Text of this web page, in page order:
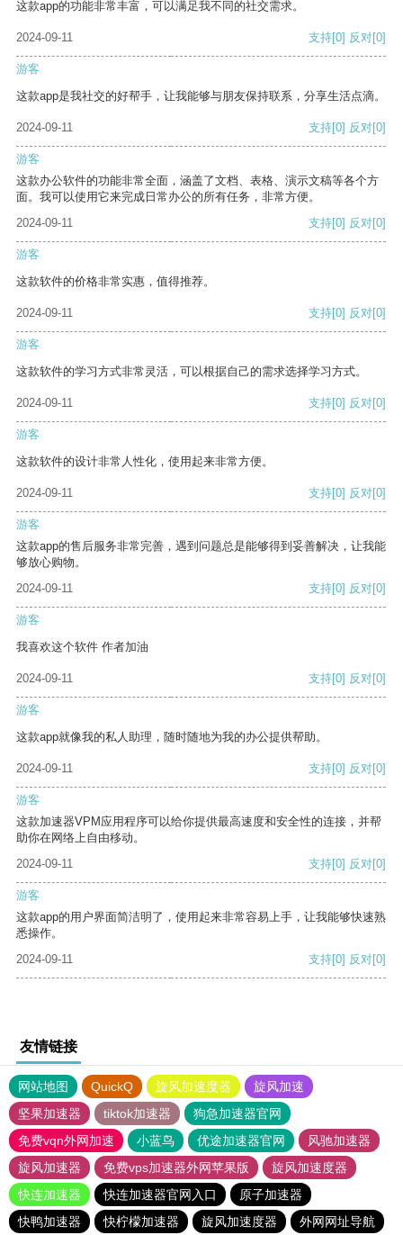
这款app的功能非常丰富，可以满足我不同的社交需求。
2024-09-11 支持[0] 反对[0]
游客
这款app是我社交的好帮手，让我能够与朋友保持联系，分享生活点滴。
2024-09-11 支持[0] 反对[0]
游客
这款办公软件的功能非常全面，涵盖了文档、表格、演示文稿等各个方
面。我可以使用它来完成日常办公的所有任务，非常方便。
2024-09-11
支持[0] 反对[0]
游客
这款软件的价格非常实惠，值得推荐。
2024-09-11 支持[0] 反对[0]
游客
这款软件的学习方式非常灵活，可以根据自己的需求选择学习方式。
2024-09-11 支持[0] 反对[0]
游客
这款软件的设计非常人性化，使用起来非常方便。
2024-09-11 支持[0] 反对[0]
游客
这款app的售后服务非常完善，遇到问题总是能够得到妥善解决，让我能
够放心购物。
2024-09-11
支持[0] 反对[0]
游客
我喜欢这个软件 作者加油
2024-09-11 支持[0] 反对[0]
游客
这款app就像我的私人助理，随时随地为我的办公提供帮助。
2024-09-11 支持[0] 反对[0]
游客
这款加速器VPM应用程序可以给你提供最高速度和安全性的连接，并帮
助你在网络上自由移动。
2024-09-11
支持[0] 反对[0]
游客
这款app的用户界面简洁明了，使用起来非常容易上手，让我能够快速熟
悉操作。
2024-09-11
支持[0] 反对[0]
友情链接
网站地图 QuickQ 旋风加速度器
旋风加速
坚果加速器
tiktok加速器
狗急加速器官网
免费vqn外网加速
小蓝鸟 优途加速器官网
风驰加速器
旋风加速器
免费vps加速器外网苹果版
旋风加速度器
快连加速器
快连加速器官网入口
原子加速器
快鸭加速器
快柠檬加速器 旋风加速度器 外网网址导航